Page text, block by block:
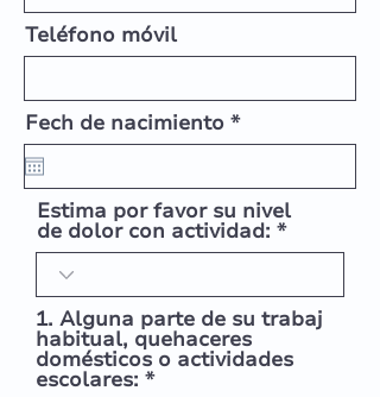
Teléfono móvil
Fech de nacimiento *r
e
u
i
r
e
Estima por favor su nivel
de dolor con actividad:
1. Alguna parte de su trabaj
habitual, quehaceres
domésticos o actividades
escolares: *